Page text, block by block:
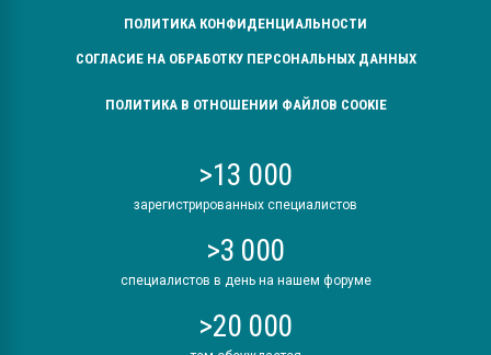
ПОЛИТИКА КОНФИДЕНЦИАЛЬНОСТИ
СОГЛАСИЕ НА ОБРАБОТКУ ПЕРСОНАЛЬНЫХ ДАННЫХ
ПОЛИТИКА В ОТНОШЕНИИ ФАЙЛОВ COOKIE
>13 000
зарегистрированных специалистов
>3 000
специалистов в день на нашем форуме
>20 000